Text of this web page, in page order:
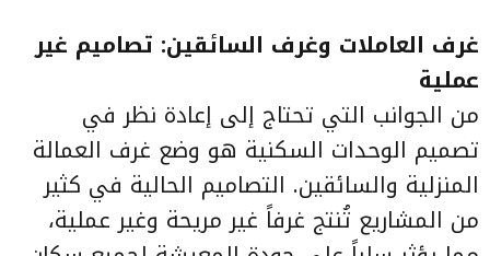
غرف العاملات وغرف السائقين: تصاميم غير
عملية
من الجوانب التي تحتاج إلى إعادة نظر في
تصميم الوحدات السكنية هو وضع غرف العمالة
المنزلية والسائقين. التصاميم الحالية في كثير
من المشاريع تُنتج غرفاً غير مريحة وغير عملية،